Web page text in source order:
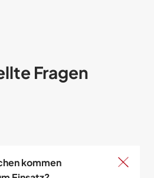
Fragen
kommen